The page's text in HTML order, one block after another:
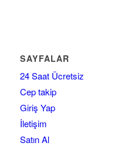
SAYFALAR
24 Saat Ücretsiz
Cep takip
Giriş Yap
İletişim
Satın Al